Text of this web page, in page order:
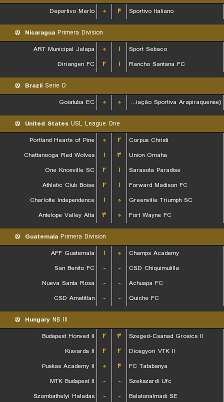
Deportivo Merlo
۰ ۴ Sportivo Italiano
Nicaragua Primera Division
ART Municipal Jalapa
۰ ۱
Sport Sebaco
Diriangen FC
۲ ۱ Rancho Santana FC
Brazil Serie D
Goiatuba EC
۰ ۰ ASA (Agremiação Sportiva Arapiraquense)
United States USL League One
Portland Hearts of Pine
۰ ۲
Corpus Christi
Chattanooga Red Wolves
۱ ۳
Union Omaha
One Knoxville SC
۲ ۱
Sarasota Paradise
Athletic Club Boise
۲ ۱
Forward Madison FC
Charlotte Independence
۱ ۰
Greenville Triumph SC
Antelope Valley Alta
۳ ۰ Fort Wayne FC
Guatemala Primera Division
AFF Guatemala
۱ ۰
Champs Academy
San Benito FC
- -
CSD Chiquimulilla
Nueva Santa Rosa
- -
Achuapa FC
CSD Amatitlan
- - Quiche FC
Hungary NB III
Budapest Honved II
۲ ۳
Szeged-Csanad Grosics II
Kisvarda II
۲ ۲
Diosgyori VTK II
Puskas Academy II
۰ ۴
FC Tatabanya
MTK Budapest II
- -
Szekszardi Ufc
Szombathelyi Haladas
- -
Balatonalmadi SE